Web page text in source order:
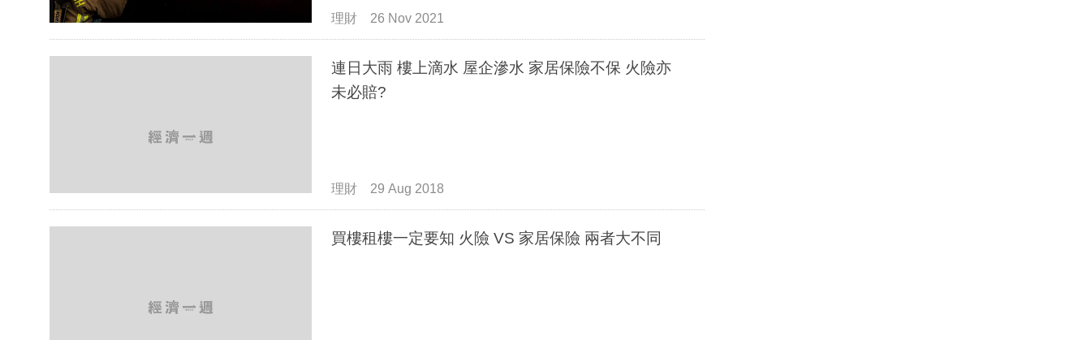
理財 26 Nov 2021
連日大雨 樓上滴水 屋企滲水 家居保險不保 火險亦
未必賠?
理財 29 Aug 2018
買樓租樓一定要知 火險 VS 家居保險 兩者大不同